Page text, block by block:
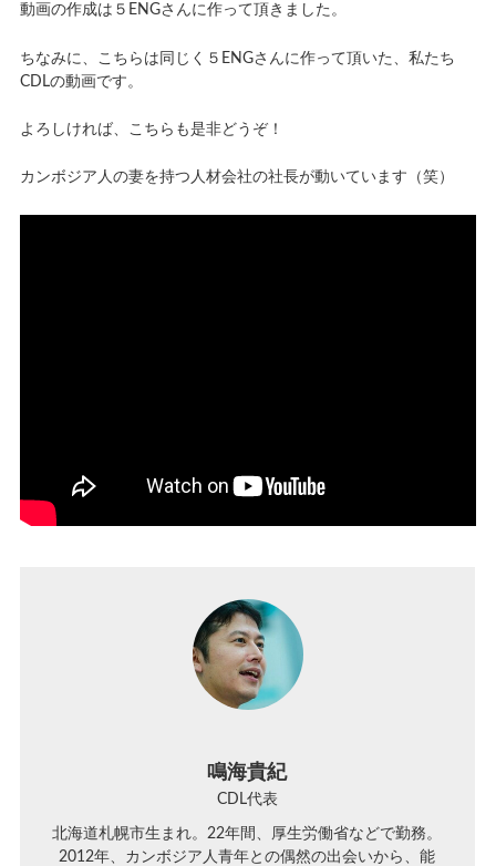
動画の作成は５ENGさんに作って頂きました。
ちなみに、こちらは同じく５ENGさんに作って頂いた、私たち
CDLの動画です。
よろしければ、こちらも是非どうぞ！
カンボジア人の妻を持つ人材会社の社長が動いています（笑）
鳴海貴紀
CDL代表
北海道札幌市生まれ。22年間、厚生労働省などで勤務。
2012年、カンボジア人青年との偶然の出会いから、能